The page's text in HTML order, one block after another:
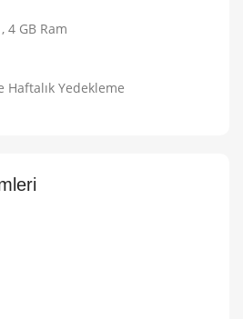
, 4 GB Ram
Haftalık Yedekleme